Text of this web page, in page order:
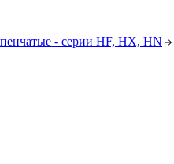
- серии HF, HX, HN